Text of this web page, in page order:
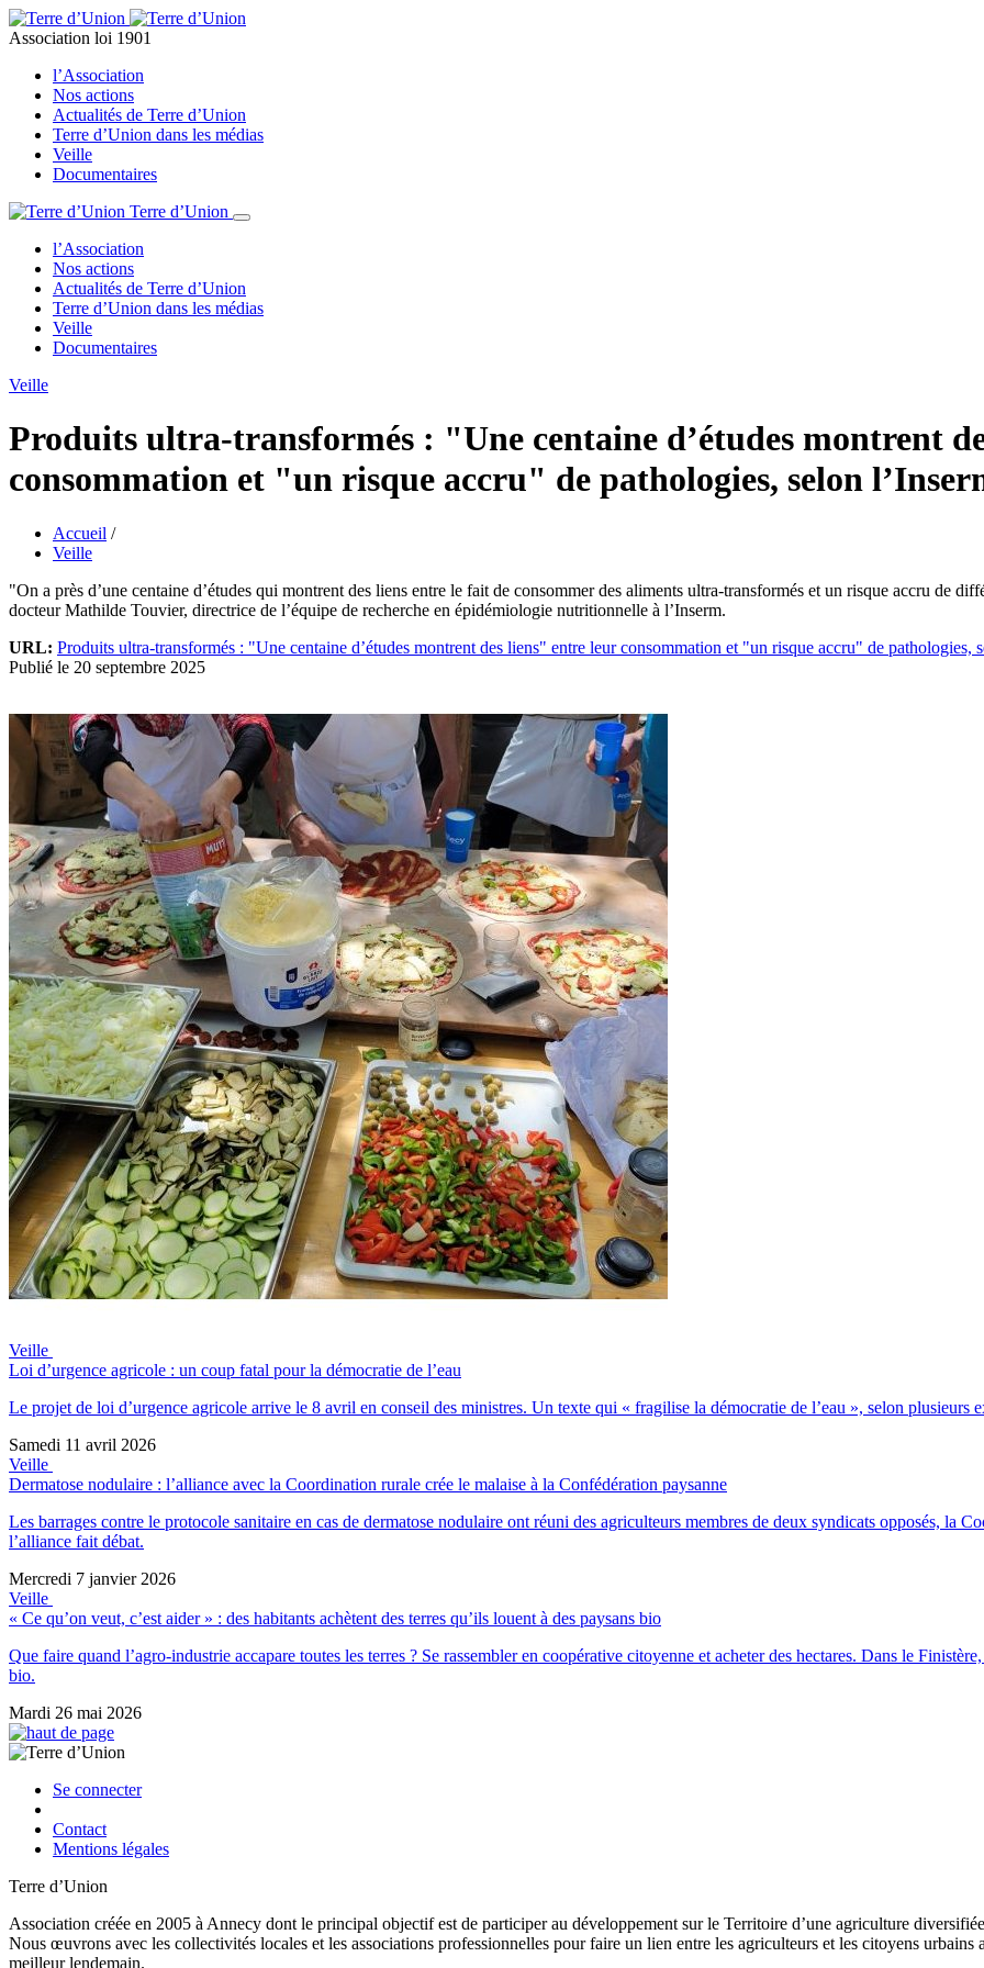
Association loi 1901
l’Association
Nos actions
Actualités de Terre d’Union
Terre d’Union dans les médias
Veille
Documentaires
Terre d’Union
l’Association
Nos actions
Actualités de Terre d’Union
Terre d’Union dans les médias
Veille
Documentaires
Veille
Produits ultra-transformés : "Une centaine d’études montrent
consommation et "un risque accru" de pathologies, selon
Accueil /
Veille
"On a près d’une centaine d’études qui montrent des liens entre le fait de consommer des aliments ultra-transformés et un risque accru de
docteur Mathilde Touvier, directrice de l’équipe de recherche en épidémiologie nutritionnelle à l’Inserm.
URL: Produits ultra-transformés : "Une centaine d’études montrent des liens" entre leur consommation et "un risque accru" de pathologies,
Publié le 20 septembre 2025
Veille
Loi d’urgence agricole : un coup fatal pour la démocratie de l’eau
Le projet de loi d’urgence agricole arrive le 8 avril en conseil des ministres. Un texte qui « fragilise la démocratie de l’eau », selon plusieurs
Samedi 11 avril 2026
Veille
Dermatose nodulaire : l’alliance avec la Coordination rurale crée le malaise à la Confédération paysanne
Les barrages contre le protocole sanitaire en cas de dermatose nodulaire ont réuni des agriculteurs membres de deux syndicats opposés, la
l’alliance fait débat.
Mercredi 7 janvier 2026
Veille
« Ce qu’on veut, c’est aider » : des habitants achètent des terres qu’ils louent à des paysans bio
Que faire quand l’agro-industrie accapare toutes les terres ? Se rassembler en coopérative citoyenne et acheter des hectares. Dans le
bio.
Mardi 26 mai 2026
Se connecter
Contact
Mentions légales
Terre d’Union
Association créée en 2005 à Annecy dont le principal objectif est de participer au développement sur le Territoire d’une agriculture
Nous œuvrons avec les collectivités locales et les associations professionnelles pour faire un lien entre les agriculteurs et les citoyens urbains
meilleur lendemain.